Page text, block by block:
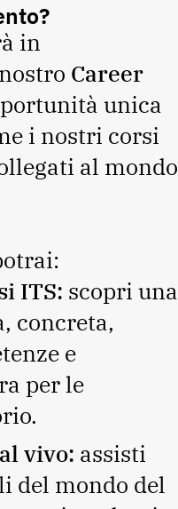
in
Career
unica
i nostri corsi
al mondo
ITS: scopri una
concreta,
e
per le
vivo: assisti
del mondo del